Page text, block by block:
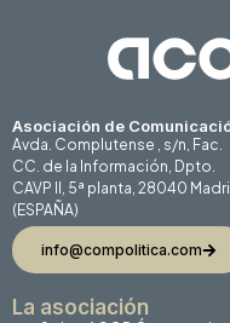
Asociación de
Avda. Complutense , s/n, Fac.
CC. de la Información, Dpto.
CAVP II, 5ª planta, 28040
(ESPAÑA)
info@compolitica.com
La asociación